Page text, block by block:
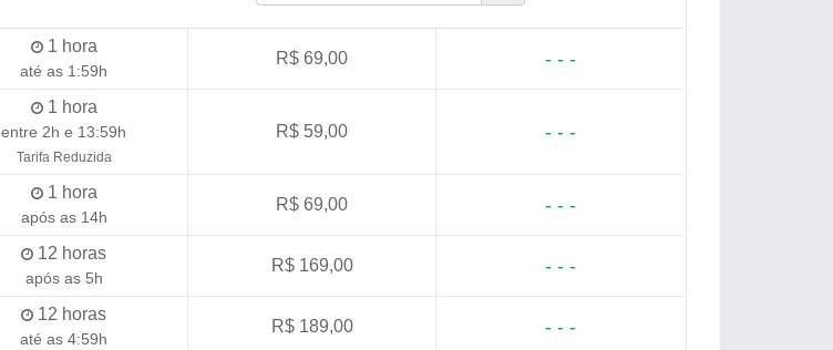
1 hora
até as 1:59h
R$ 69,00 - - -
1 hora
entre 2h e 13:59h
Tarifa Reduzida
R$ 59,00 - - -
1 hora
após as 14h
R$ 69,00 - - -
12 horas
após as 5h
R$ 169,00 - - -
12 horas
até as 4:59h
R$ 189,00 - - -